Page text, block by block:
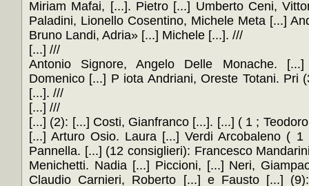
Miriam Mafai, [...]. Pietro [...] Umberto Ceni,
Paladini, Lionello Cosentino, Michele Meta [...]
Bruno Landi, Adria» [...] Michele [...]. ///
[...] ///
Antonio Signore, Angelo Delle Monache.
Domenico [...] P iota Andriani, Oreste Totani. Pri
[...]. ///
[...] ///
[...] (2): [...] Costi, Gianfranco [...]. [...] ( 1 ;
[...] Arturo Osio. Laura [...] Verdi Arcobaleno (
Pannella. [...] (12 consiglieri): Francesco
Menichetti. Nadia [...] Piccioni, [...] Neri,
Claudio Carnieri, Roberto [...] e Fausto [...]